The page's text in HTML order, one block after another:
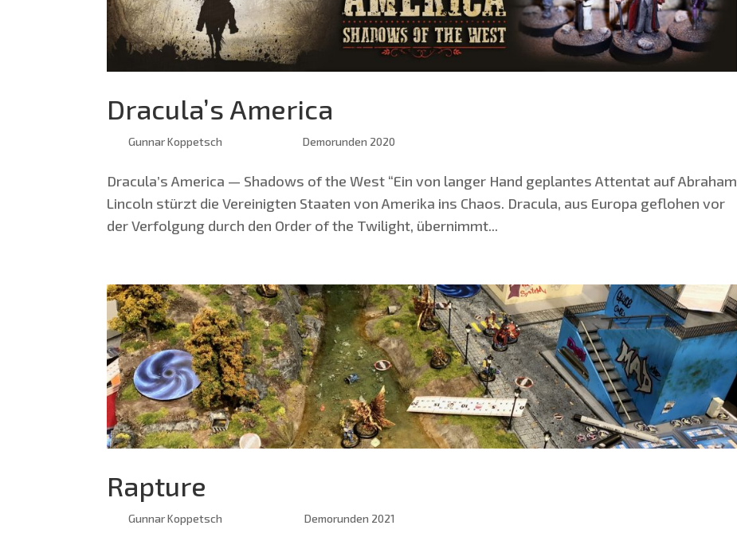
Dracula’s America
vonGunnar Koppetsch |Demorunden 2020
Dracula’s Ame­ri­ca — Shadows of the West “Ein von lan­ger Hand geplan­tes Atten­tat auf Abra­ham
Lin­coln stürzt die Ver­ei­nig­ten Staa­ten von Ame­ri­ka ins Cha­os. Dra­cu­la, aus Euro­pa geflo­hen vor
der Ver­fol­gung durch den Order of the Twi­light, über­nimmt...
Rapture
vonGunnar Koppetsch |Demorunden 2021